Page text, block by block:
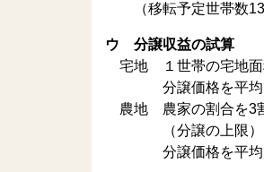
（移転予定世帯数
ウ 分譲収益の試算
宅地 １世帯の宅地面
分譲価格を平均で
農地 農家の割合を3
（分譲の上限）
分譲価格を平均で